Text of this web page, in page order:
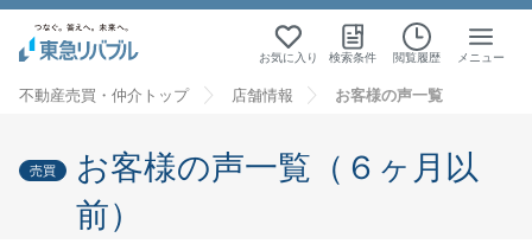
お気に入り 検索条件 閲覧履歴 メニュー
不動産売買・仲介トップ 店舗情報 お客様の声一覧
売買
お客様の声一覧（６ヶ月以
前）